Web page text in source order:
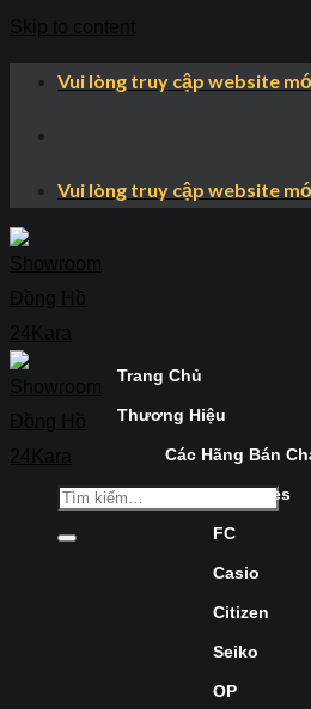
Vui lòng truy cập website
Vui lòng truy cập website
Trang Chủ
Thương Hiệu
Các Hãng Bán
Longines
FC
Casio
Citizen
Seiko
OP